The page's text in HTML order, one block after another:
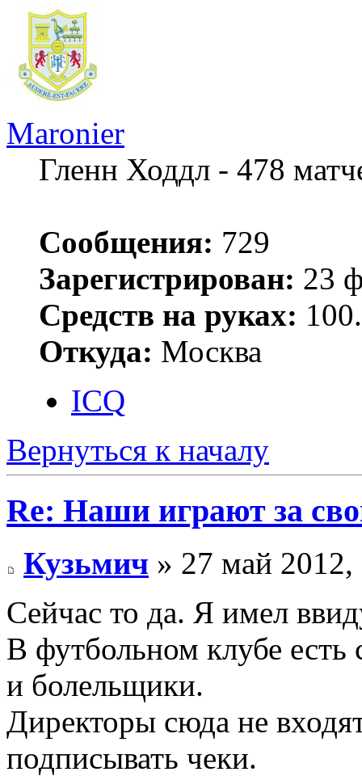
Maronier
Гленн Ходдл - 478
Сообщения: 729
Зарегистрирован: 23
Средств на руках:
Откуда: Москва
ICQ
Вернуться к началу
Re: Наши играют за
Кузьмич » 27 май 2012,
Сейчас то да. Я имел
В футбольном клубе есть
и болельщики.
Директоры сюда не
подписывать чеки.